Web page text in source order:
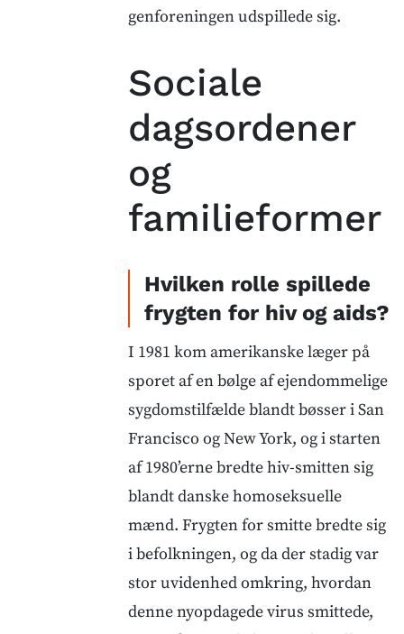
genforeningen udspillede sig.
Sociale
dagsordener
og
familieformer
Hvilken rolle spillede
frygten for hiv og aids?
I 1981 kom amerikanske læger på
sporet af en bølge af ejendommelige
sygdomstilfælde blandt bøsser i San
Francisco og New York, og i starten
af 1980’erne bredte hiv-smitten sig
blandt danske homoseksuelle
mænd. Frygten for smitte bredte sig
i befolkningen, og da der stadig var
stor uvidenhed omkring, hvordan
denne nyopdagede virus smittede,